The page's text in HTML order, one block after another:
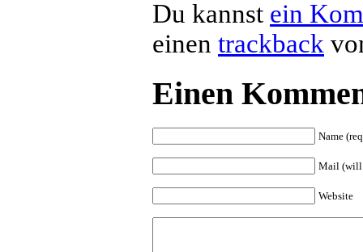
Du kannst ein
einen trackback
Einen
Name
Mail (will
Website